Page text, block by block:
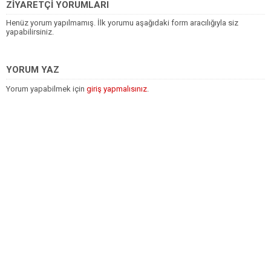
ZİYARETÇİ YORUMLARI
Henüz yorum yapılmamış. İlk yorumu aşağıdaki form aracılığıyla siz
yapabilirsiniz.
YORUM YAZ
Yorum yapabilmek için giriş yapmalısınız